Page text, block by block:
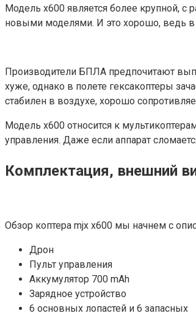
Модель x600 является более крупной, с
новыми моделями. И это хорошо, ведь в
Производители БПЛА предпочитают
хуже, однако в полете гексакоптеры
стабилен в воздухе, хорошо
Модель x600 относится к
управления. Даже если аппарат
Комплектация, внешний
Обзор коптера mjx x600 мы начнем с
Дрон
Пульт управления
Аккумулятор 700 mAh
Зарядное устройство
6 основных лопастей и 6 запасных